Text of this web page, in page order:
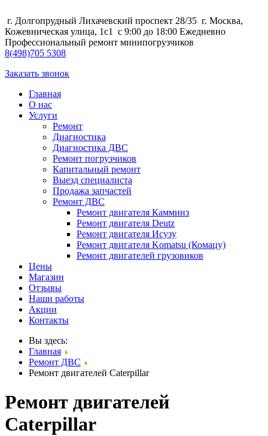
г. Долгопрудный Лихачевский проспект 28/35 г. Москва,
Кожевническая улица, 1с1
с 9:00 до 18:00 Ежедневно
Профессиональный ремонт минипогрузчиков
8(498)705 5308
Заказать звонок
Главная
О нас
Услуги
Ремонт
Диагностика
Диагностика ДВС
Ремонт погрузчиков
Капитальный ремонт
Выезд специалиста
Продажа запчастей
Ремонт ДВС
Ремонт двигателя Камминз
Ремонт двигателя Deutz
Ремонт двигателя Исузу
Ремонт двигателя Komatsu (Комацу)
Ремонт двигателей грузовиков
Цены
Магазин
Отзывы
Наши работы
Акции
Контакты
Вы здесь:
Главная
Ремонт ДВС
Ремонт двигателей Caterpillar
Ремонт двигателей
Caterpillar